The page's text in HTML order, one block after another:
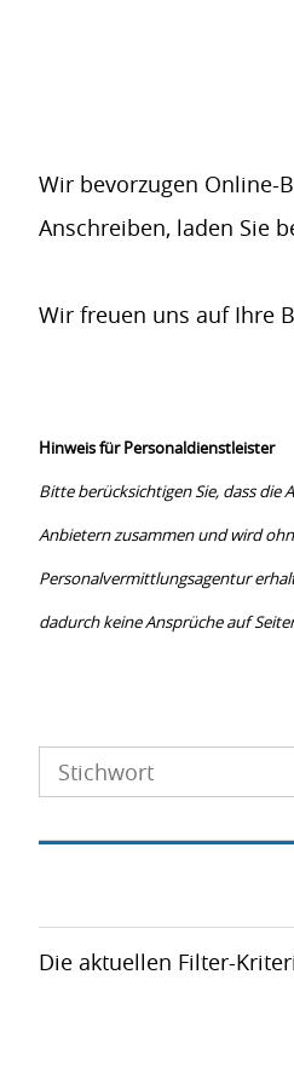
Wir bevorzugen Online-
Anschreiben, laden Sie
Wir freuen uns auf Ihre
Hinweis für Personaldienstleister
Bitte berücksichtigen Sie, dass
Anbietern zusammen und wird
Personal­vermittlungs­­agentur
dadurch keine Ansprüche auf
Die aktuellen Filter-